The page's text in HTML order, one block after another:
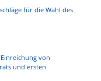
für die Wahl des
von
und ersten